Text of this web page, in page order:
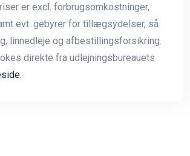
er excl. forbrugsomkostninger,
evt. gebyrer for tillægsydelser, så
linnedleje og afbestillingsforsikring.
direkte fra udlejningsbureauets